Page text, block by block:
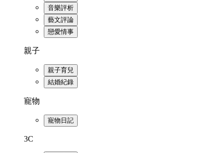
音樂評析
藝文評論
戀愛情事
親子
親子育兒
結婚紀錄
寵物
寵物日記
3C